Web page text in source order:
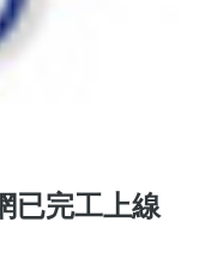
已完工上線